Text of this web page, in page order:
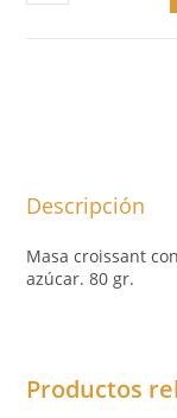
Descripción
Masa croissant
azúcar. 80 gr.
Productos